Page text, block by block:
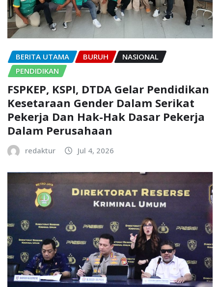
BERITA UTAMA BURUH
NASIONAL
PENDIDIKAN
FSPKEP, KSPI, DTDA Gelar Pendidikan
Kesetaraan Gender Dalam Serikat
Pekerja Dan Hak-Hak Dasar Pekerja
Dalam Perusahaan
redaktur Jul 4, 2026